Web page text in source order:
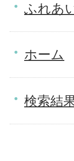
ふれあ
ホーム
検索結